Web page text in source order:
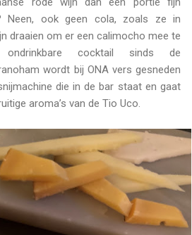
Neen, ook geen cola, zoals ze in
draaien om er een calimocho mee te
cocktail sinds de
wordt bij ONA vers gesneden
die in de bar staat en gaat
aroma’s van de Tio Uco.